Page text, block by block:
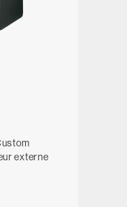
externe